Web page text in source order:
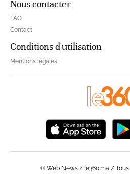
Nous contacter
FAQ
Contact
Conditions d'utilisation
Mentions légales
© Web News / le360.ma / Tous